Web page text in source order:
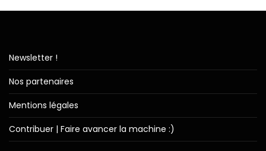
Newsletter !
Nos partenaires
Mentions légales
Contribuer | Faire avancer la machine :)